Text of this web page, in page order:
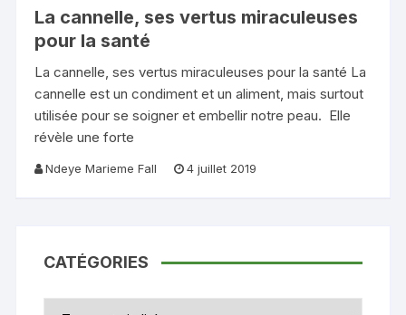
La cannelle, ses vertus miraculeuses
pour la santé
La cannelle, ses vertus miraculeuses pour la santé La
cannelle est un condiment et un aliment, mais surtout
utilisée pour se soigner et embellir notre peau. Elle
révèle une forte
Ndeye Marieme Fall 4 juillet 2019
CATÉGORIES